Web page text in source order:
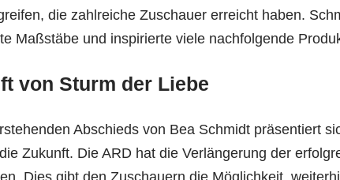
die zahlreiche Zuschauer erreicht haben.
Maßstäbe und inspirierte viele nachfolgende
von Sturm der Liebe
Abschieds von Bea Schmidt präsentiert
Zukunft. Die ARD hat die Verlängerung der
Dies gibt den Zuschauern die Möglichkeit,